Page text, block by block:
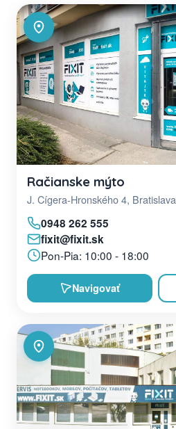
Račianske mýto
J. Cígera-Hronského 4, Bratislava
0948 262 555
fixit@fixit.sk
Pon-Pia: 10:00 - 18:00
Navigovať